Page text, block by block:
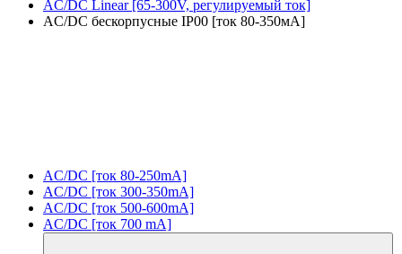
AC/DC Linear [65-300V, регулируемый ток]
AC/DC бескорпусные IP00 [ток 80-350мА]
AC/DC [ток 80-250mA]
AC/DC [ток 300-350mA]
AC/DC [ток 500-600mA]
AC/DC [ток 700 mA]